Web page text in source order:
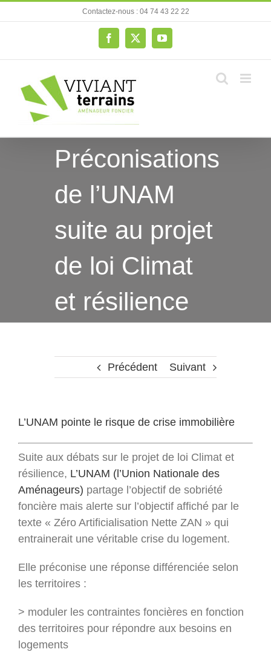
au
Contactez-nous : 04 74 43 22 22
Facebook
X YouTube
Préconisations
de l’UNAM
suite au projet
de loi Climat
et résilience
Précédent Suivant
L’UNAM pointe le risque de crise immobilière
Suite aux débats sur le projet de loi Climat et
résilience, L’UNAM (l’Union Nationale des
Aménageurs) partage l’objectif de sobriété
foncière mais alerte sur l’objectif affiché par le
texte « Zéro Artificialisation Nette ZAN » qui
entrainerait une véritable crise du logement.
Elle préconise une réponse différenciée selon
les territoires :
> moduler les contraintes foncières en fonction
des territoires pour répondre aux besoins en
logements